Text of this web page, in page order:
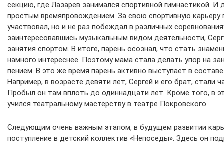
секцию, где Лазарев занимался спортивной гимнастикой. И
простым времяпровождением. За свою спортивную карьеру
участвовал, но и не раз побеждал в различных
заинтересовавшись музыкальным видом деятельности,
занятия спортом. В итоге, парень осознал, что стать
намного интереснее. Поэтому мама стала делать упор на
пением. В это же время парень активно выступает в
Например, в возрасте девяти лет, Сергей и его брат, стали
Пробыл он там вплоть до одиннадцати лет. Кроме того, в
учился театральному мастерству в театре Покровского.
Следующим очень важным этапом, в будущем развитии
поступление в детский коллектив «Непоседы». Здесь он